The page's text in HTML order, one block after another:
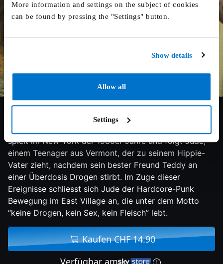
More information and settings on the subject of cookies
can be found by pressing the "Settings" button.
Show details
Allow all
Settings
6/10 2015 113 min Komödie
spielt im New York der 1980er Jahre und folgt Jude,
einem Teenager aus Vermont, der zu seinem Hippie-
Vater zieht, nachdem sein bester Freund Teddy an
einer Überdosis Drogen stirbt. Im Zuge dieser
Ereignisse schliesst sich Jude der Hardcore-Punk
Bewegung im East Village an, die unter dem Motto
“keine Drogen, kein Sex, kein Fleisch” lebt.
Kaufen CHF 14.90
Verfügbar am